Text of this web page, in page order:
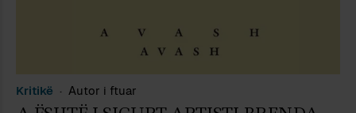
Kritikë Autor i ftuar